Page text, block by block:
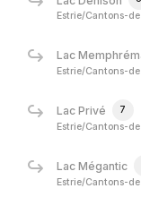
Estrie/Cantons-
Lac
Estrie/Cantons-
Lac Privé
7
Estrie/Cantons-
Lac Mégantic
Estrie/Cantons-